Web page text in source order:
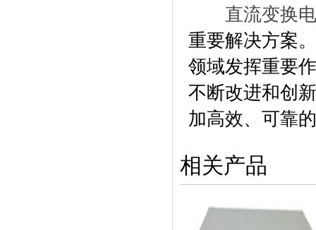
直流变换
重要解决方案
领域发挥重要
不断改进和创
加高效、可靠
相关产品